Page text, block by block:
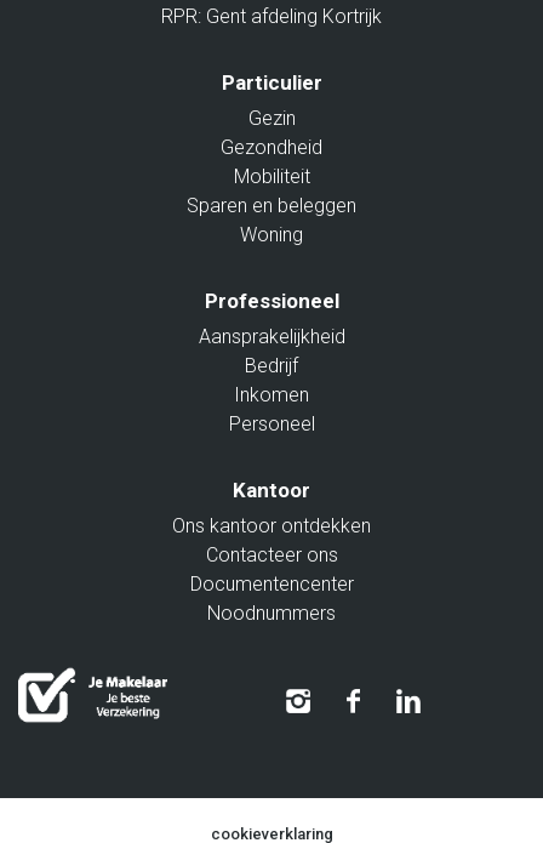
RPR: Gent afdeling Kortrijk
Particulier
Gezin
Gezondheid
Mobiliteit
Sparen en beleggen
Woning
Professioneel
Aansprakelijkheid
Bedrijf
Inkomen
Personeel
Kantoor
Ons kantoor ontdekken
Contacteer ons
Documentencenter
Noodnummers
cookieverklaring